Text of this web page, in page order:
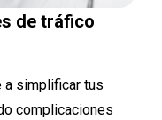
de tráfico
a simplificar tus
complicaciones